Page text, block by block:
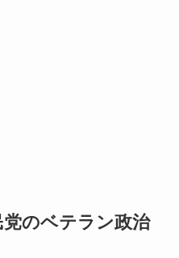
のベテラン政治